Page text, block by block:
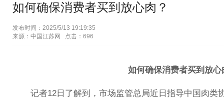
如何确保消费者买到放心肉？
发布时间：2025/5/13 19:19:35
来源：中国江苏网 点击：696
如何确保消费者买到放
记者12日了解到，市场监管总局近日指导中国肉类